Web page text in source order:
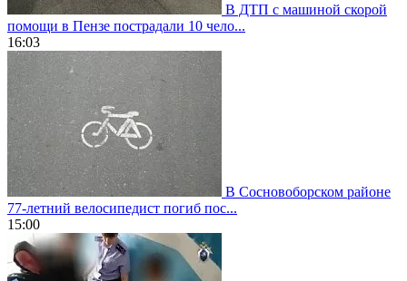
В ДТП с машиной скорой
помощи в Пензе пострадали 10 чело...
16:03
В Сосновоборском районе
77-летний велосипедист погиб пос...
15:00